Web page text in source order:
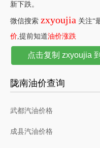
新下跌。
微信搜索 zxyoujia 关注“
价,提前知道油价涨跌
点击复制 zxyoujia
陇南油价查询
武都汽油价格
成县汽油价格